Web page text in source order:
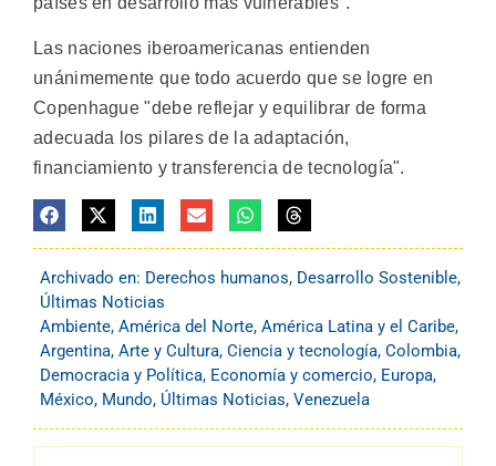
Las naciones iberoamericanas entienden
unánimemente que todo acuerdo que se logre en
Copenhague "debe reflejar y equilibrar de forma
adecuada los pilares de la adaptación,
financiamiento y transferencia de tecnología".
Archivado en: Derechos humanos, Desarrollo Sostenible,
Últimas Noticias
Ambiente, América del Norte, América Latina y el Caribe,
Argentina, Arte y Cultura, Ciencia y tecnología, Colombia,
Democracia y Política, Economía y comercio, Europa,
México, Mundo, Últimas Noticias, Venezuela